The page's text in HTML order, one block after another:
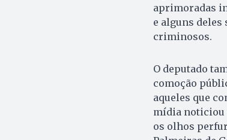
aprimoradas
e alguns
criminosos.
O deputado
comoção
aqueles que
mídia noticiou
os olhos